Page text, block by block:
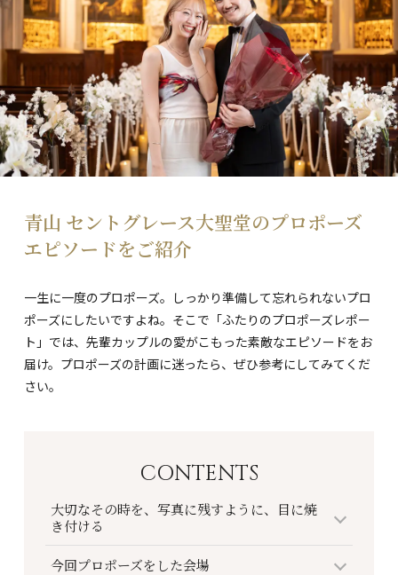
青山 セントグレース大聖堂のプロポーズ
エピソードをご紹介
一生に一度のプロポーズ。しっかり準備して忘れられないプロ
ポーズにしたいですよね。そこで「ふたりのプロポーズレポー
ト」では、先輩カップルの愛がこもった素敵なエピソードをお
届け。プロポーズの計画に迷ったら、ぜひ参考にしてみてくだ
さい。
CONTENTS
大切なその時を、写真に残すように、目に焼
き付ける
今回プロポーズをした会場